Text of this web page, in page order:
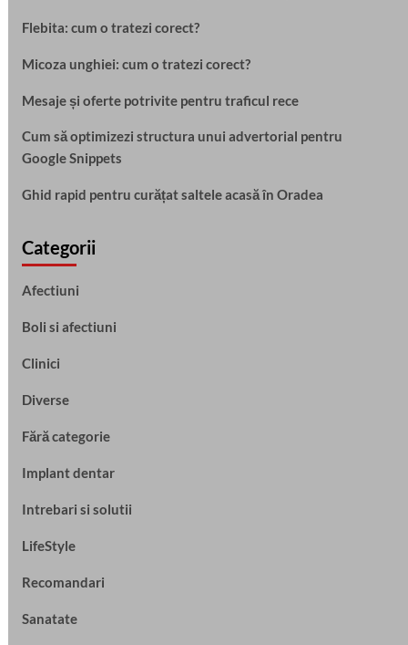
Flebita: cum o tratezi corect?
Micoza unghiei: cum o tratezi corect?
Mesaje și oferte potrivite pentru traficul rece
Cum să optimizezi structura unui advertorial pentru
Google Snippets
Ghid rapid pentru curățat saltele acasă în Oradea
Categorii
Afectiuni
Boli si afectiuni
Clinici
Diverse
Fără categorie
Implant dentar
Intrebari si solutii
LifeStyle
Recomandari
Sanatate